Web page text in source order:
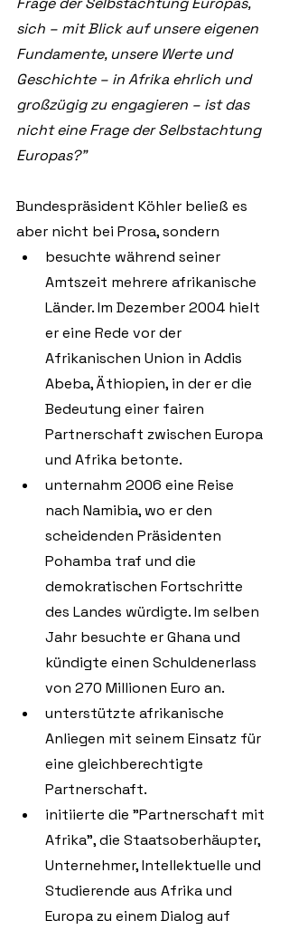
sich – mit Blick auf unsere eigenen
Fundamente, unsere Werte und
Geschichte – in Afrika ehrlich und
großzügig zu engagieren – ist das
nicht eine Frage der Selbstachtung
Europas?”
Bundespräsident Köhler beließ es
aber nicht bei Prosa, sondern
besuchte während seiner
Amtszeit mehrere afrikanische
Länder. Im Dezember 2004 hielt
er eine Rede vor der
Afrikanischen Union in Addis
Abeba, Äthiopien, in der er die
Bedeutung einer fairen
Partnerschaft zwischen Europa
und Afrika betonte.
unternahm 2006 eine Reise
nach Namibia, wo er den
scheidenden Präsidenten
Pohamba traf und die
demokratischen Fortschritte
des Landes würdigte. Im selben
Jahr besuchte er Ghana und
kündigte einen Schuldenerlass
von 270 Millionen Euro an.
unterstützte afrikanische
Anliegen mit seinem Einsatz für
eine gleichberechtigte
Partnerschaft.
initiierte die "Partnerschaft mit
Afrika", die Staatsoberhäupter,
Unternehmer, Intellektuelle und
Studierende aus Afrika und
Europa zu einem Dialog auf